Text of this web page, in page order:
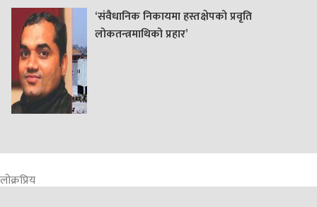
‘संवैधानिक निकायमा हस्तक्षेपको प्रवृति
लोकतन्त्रमाथिको प्रहार’
लोक्रप्रिय